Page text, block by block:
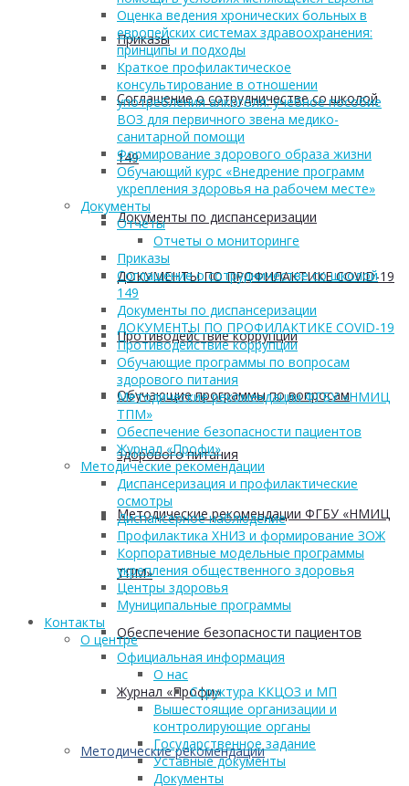
Приказы
Соглашение о сотрудничестве со школой
149
Документы по диспансеризации
ДОКУМЕНТЫ ПО ПРОФИЛАКТИКЕ COVID-19
Противодействие коррупции
Обучающие программы по вопросам
здорового питания
Методические рекомендации ФГБУ «НМИЦ
ТПМ»
Обеспечение безопасности пациентов
Журнал «Профи»
Методические рекомендации
Оценка ведения хронических больных в
европейских системах здравоохранения:
принципы и подходы
Краткое профилактическое
консультирование в отношении
употребления алкоголя: учебное пособие
ВОЗ для первичного звена медико-
санитарной помощи
Формирование здорового образа жизни
Обучающий курс «Внедрение программ
укрепления здоровья на рабочем месте»
Документы
Отчеты
Отчеты о мониторинге
Приказы
Соглашение о сотрудничестве со школой
149
Документы по диспансеризации
ДОКУМЕНТЫ ПО ПРОФИЛАКТИКЕ COVID-19
Противодействие коррупции
Обучающие программы по вопросам
здорового питания
Методические рекомендации ФГБУ «НМИЦ
ТПМ»
Обеспечение безопасности пациентов
Журнал «Профи»
Методические рекомендации
Диспансеризация и профилактические
осмотры
Диспансерное наблюдение
Профилактика ХНИЗ и формирование ЗОЖ
Корпоративные модельные программы
укрепления общественного здоровья
Центры здоровья
Муниципальные программы
Контакты
О центре
Официальная информация
О нас
Структура ККЦОЗ и МП
Вышестоящие организации и
контролирующие органы
Государственное задание
Уставные документы
Документы